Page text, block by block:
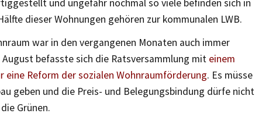
und ungefähr nochmal so viele befinden sich in
dieser Wohnungen gehören zur kommunalen LWB.
war in den vergangenen Monaten auch immer
befasste sich die Ratsversammlung mit einem
eine Reform der sozialen Wohnraumförderung. Es müsse
geben und die Preis- und Belegungsbindung dürfe nicht
Grünen.